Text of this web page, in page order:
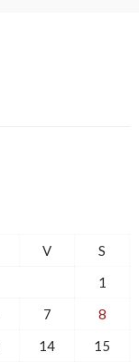
V
S
1
7
8
14
15